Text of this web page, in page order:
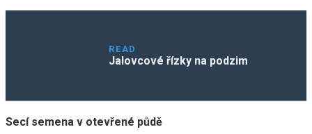
READ
Jalovcové řízky na podzim
Secí semena v otevřené půdě